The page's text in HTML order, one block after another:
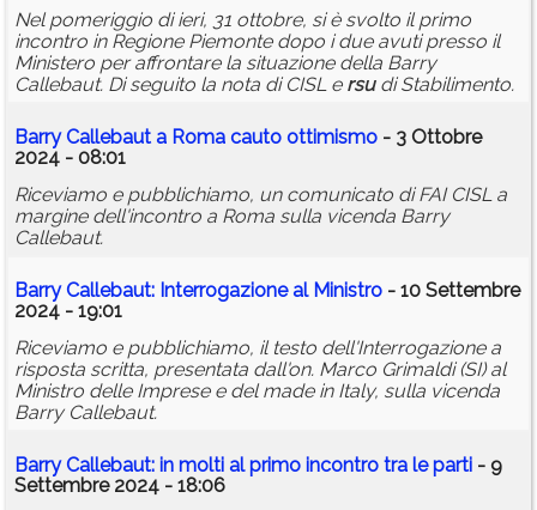
Nel pomeriggio di ieri, 31 ottobre, si è svolto il primo
incontro in Regione Piemonte dopo i due avuti presso il
Ministero per affrontare la situazione della Barry
Callebaut. Di seguito la nota di CISL e rsudi Stabilimento.
Barry Callebaut a Roma cauto ottimismo - 3 Ottobre
2024 - 08:01
Riceviamo e pubblichiamo, un comunicato di FAI CISL a
margine dell'incontro a Roma sulla vicenda Barry
Callebaut.
Barry Callebaut: Interrogazione al Ministro - 10 Settembre
2024 - 19:01
Riceviamo e pubblichiamo, il testo dell'Interrogazione a
risposta scritta, presentata dall'on. Marco Grimaldi (SI) al
Ministro delle Imprese e del made in Italy, sulla vicenda
Barry Callebaut.
Barry Callebaut: in molti al primo incontro tra le parti - 9
Settembre 2024 - 18:06